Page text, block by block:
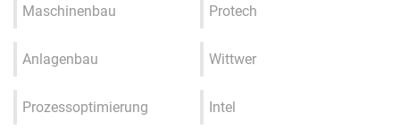
Maschinenbau
Anlagenbau
Prozessoptimierung
Protech
Wittwer
Intel